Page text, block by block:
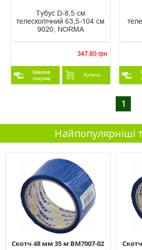
Тубус D-8,5 см
телескопічний 63,5-104 см
9020, NORMA
347.60 грн
Швидка
покупка
Купити
1
Найпопулярніші
Скотч 48 мм 35 м ВМ7007-02